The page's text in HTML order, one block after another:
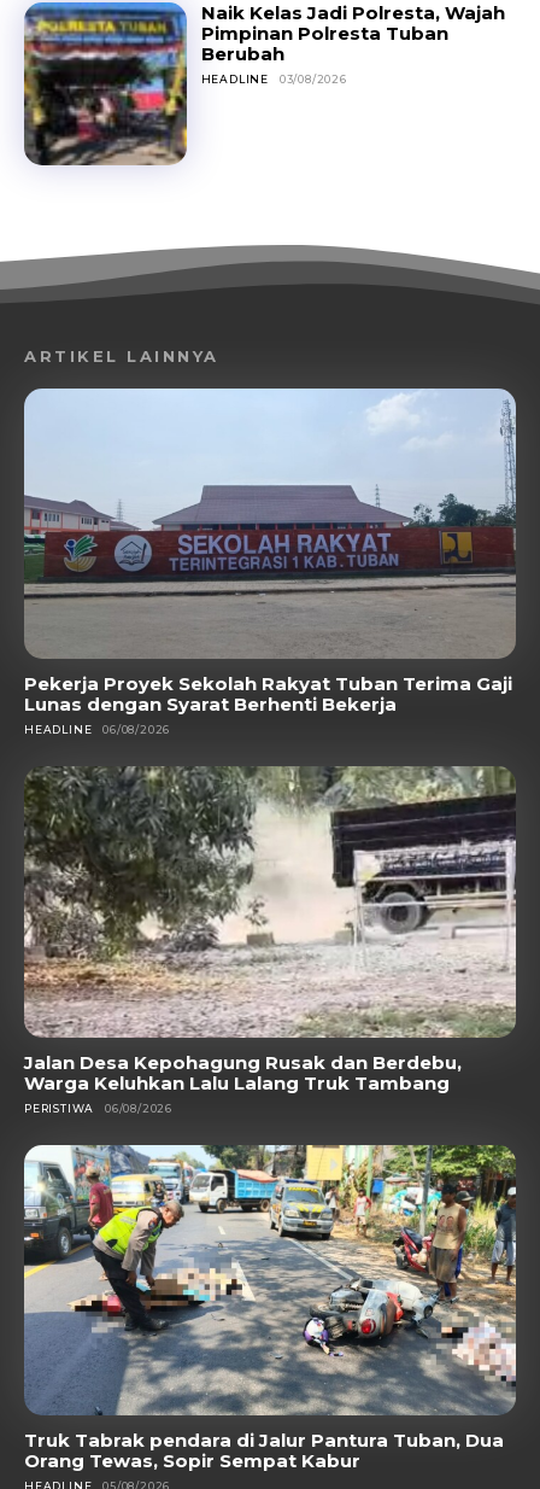
Naik Kelas Jadi Polresta, Wajah
Pimpinan Polresta Tuban
Berubah
HEADLINE 03/08/2026
ARTIKEL LAINNYA
Pekerja Proyek Sekolah Rakyat Tuban Terima Gaji
Lunas dengan Syarat Berhenti Bekerja
HEADLINE 06/08/2026
Jalan Desa Kepohagung Rusak dan Berdebu,
Warga Keluhkan Lalu Lalang Truk Tambang
PERISTIWA 06/08/2026
Truk Tabrak pendara di Jalur Pantura Tuban, Dua
Orang Tewas, Sopir Sempat Kabur
HEADLINE 05/08/2026